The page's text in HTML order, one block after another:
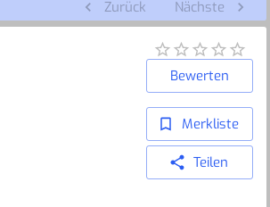
Zurück Nächste
Bewerten
Merkliste
Teilen